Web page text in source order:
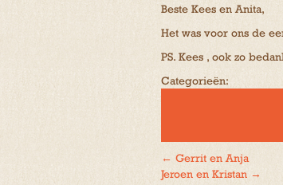
Beste Kees en Anita,
Het was voor ons de
PS. Kees , ook zo
Categorieën:
Bericht
← Gerrit en Anja
Jeroen en Kristan →